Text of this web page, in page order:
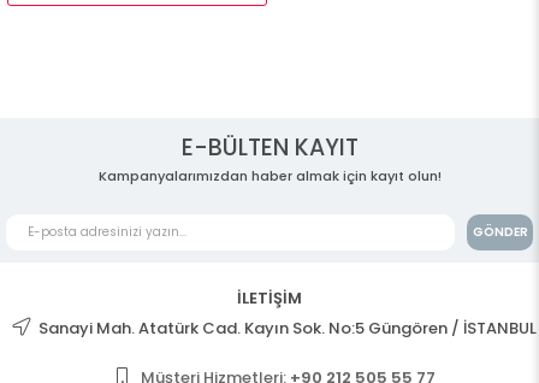
E-BÜLTEN KAYIT
Kampanyalarımızdan haber almak için kayıt olun!
GÖNDER
İLETİŞİM
Sanayi Mah. Atatürk Cad. Kayın Sok. No:5 Güngören / İSTANBUL
Müşteri Hizmetleri: +90 212 505 55 77